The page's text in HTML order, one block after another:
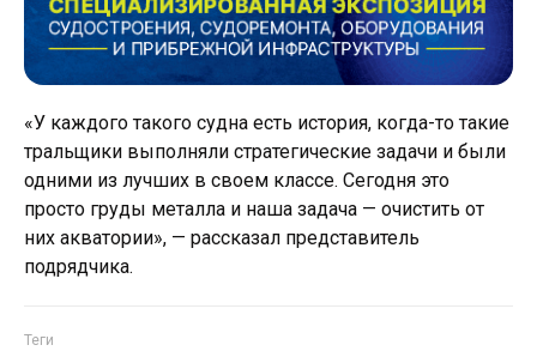
«У каждого такого судна есть история, когда-то такие
тральщики выполняли стратегические задачи и были
одними из лучших в своем классе. Сегодня это
просто груды металла и наша задача — очистить от
них акватории», — рассказал представитель
подрядчика.
Теги